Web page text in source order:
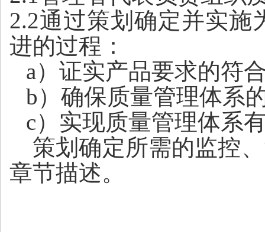
2.2通过策划确定并实
进的过程：
a）证实产品要求的符
b）确保质量管理体系
c）实现质量管理体系
策划确定所需的监控
章节描述。